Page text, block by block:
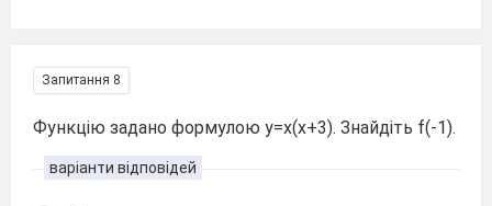
Запитання 8
Функцію задано формулою y=x(x+3). Знайдіть f(-1).
варіанти відповідей